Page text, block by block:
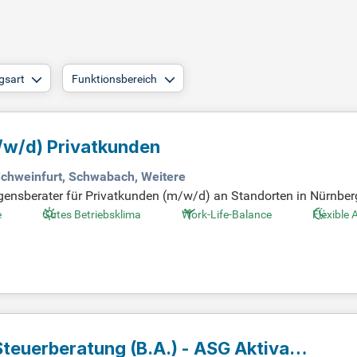
Funktionsbereich
w/d) Privatkunden
Schwabach, Weitere
für Privatkunden (m/w/d) an Standorten in
Beratung verantwortlich und identifizierst die
und maßgeschneiderte Lösungen für ihre finanzielle
Bewerbe dich jetzt und starte deine Karriere in der
Gutes Betriebsklima Work-Life-Balance Flexible
(B.A.) - ASG Aktiva